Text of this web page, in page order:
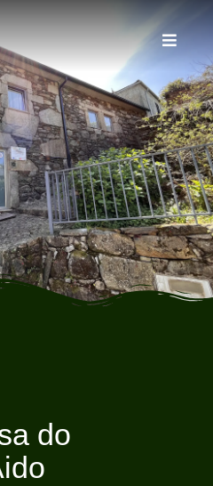
a do
ido